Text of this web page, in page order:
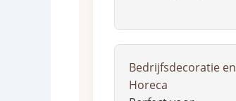
Bedrijfsdecoratie en
Horeca